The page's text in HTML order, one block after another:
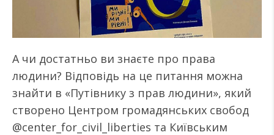
А чи достатньо ви знаєте про права
людини? Відповідь на це питання можна
знайти в «Путівнику з прав людини», який
створено Центром громадянських свобод
@center_for_civil_liberties та Київським